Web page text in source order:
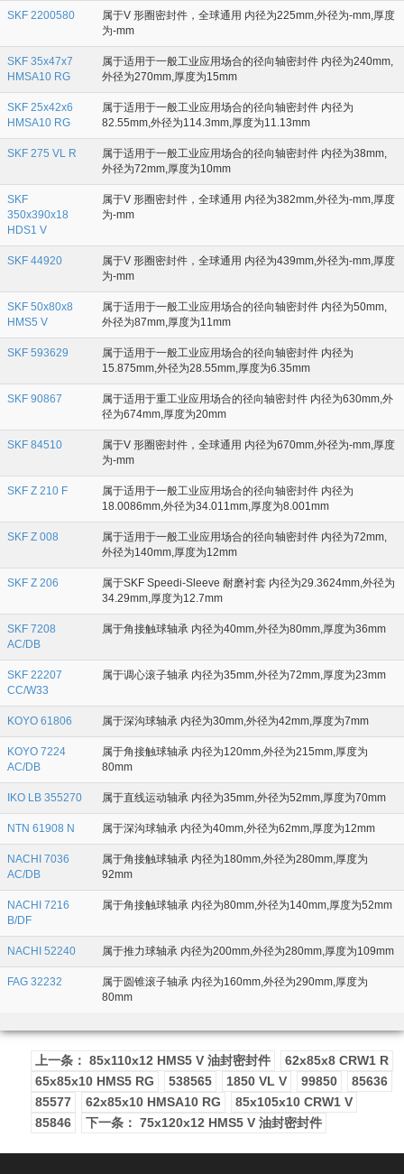
SKF 2200580
属于V 形圈密封件，全球通用 内径为225mm,外径为-mm,厚度
为-mm
SKF 35x47x7
HMSA10 RG
属于适用于一般工业应用场合的径向轴密封件 内径为240mm,
外径为270mm,厚度为15mm
SKF 25x42x6
HMSA10 RG
属于适用于一般工业应用场合的径向轴密封件 内径为
82.55mm,外径为114.3mm,厚度为11.13mm
SKF 275 VL R
属于适用于一般工业应用场合的径向轴密封件 内径为38mm,
外径为72mm,厚度为10mm
SKF
350x390x18
HDS1 V
属于V 形圈密封件，全球通用 内径为382mm,外径为-mm,厚度
为-mm
SKF 44920
属于V 形圈密封件，全球通用 内径为439mm,外径为-mm,厚度
为-mm
SKF 50x80x8
HMS5 V
属于适用于一般工业应用场合的径向轴密封件 内径为50mm,
外径为87mm,厚度为11mm
SKF 593629
属于适用于一般工业应用场合的径向轴密封件 内径为
15.875mm,外径为28.55mm,厚度为6.35mm
SKF 90867
属于适用于重工业应用场合的径向轴密封件 内径为630mm,外
径为674mm,厚度为20mm
SKF 84510
属于V 形圈密封件，全球通用 内径为670mm,外径为-mm,厚度
为-mm
SKF Z 210 F
属于适用于一般工业应用场合的径向轴密封件 内径为
18.0086mm,外径为34.011mm,厚度为8.001mm
SKF Z 008
属于适用于一般工业应用场合的径向轴密封件 内径为72mm,
外径为140mm,厚度为12mm
SKF Z 206
属于SKF Speedi-Sleeve 耐磨衬套 内径为29.3624mm,外径为
34.29mm,厚度为12.7mm
SKF 7208
AC/DB
属于角接触球轴承 内径为40mm,外径为80mm,厚度为36mm
SKF 22207
CC/W33
属于调心滚子轴承 内径为35mm,外径为72mm,厚度为23mm
KOYO 61806 属于深沟球轴承 内径为30mm,外径为42mm,厚度为7mm
KOYO 7224
AC/DB
属于角接触球轴承 内径为120mm,外径为215mm,厚度为
80mm
IKO LB 355270 属于直线运动轴承 内径为35mm,外径为52mm,厚度为70mm
NTN 61908 N 属于深沟球轴承 内径为40mm,外径为62mm,厚度为12mm
NACHI 7036
AC/DB
属于角接触球轴承 内径为180mm,外径为280mm,厚度为
92mm
NACHI 7216
B/DF
属于角接触球轴承 内径为80mm,外径为140mm,厚度为52mm
NACHI 52240 属于推力球轴承 内径为200mm,外径为280mm,厚度为109mm
FAG 32232
属于圆锥滚子轴承 内径为160mm,外径为290mm,厚度为
80mm
上一条： 85x110x12 HMS5 V 油封密封件
62x85x8 CRW1 R
65x85x10 HMS5 RG
538565 1850 VL V 99850
85636
85577
62x85x10 HMSA10 RG
85x105x10 CRW1 V
85846
下一条： 75x120x12 HMS5 V 油封密封件